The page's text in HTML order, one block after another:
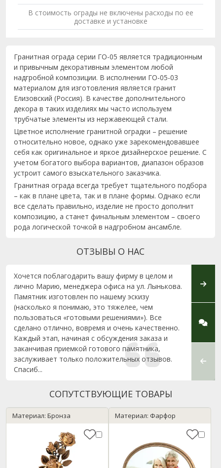
В стоимость ограды не включены расходы по ее
доставке и установке
Гранитная ограда серии ГО-05 является традиционным
и привычным декоративным элементом любой
надгробной композиции. В исполнении ГО-05-03
материалом для изготовления является гранит
Елизовский (Россия). В качестве дополнительного
декора в таких изделиях мы часто используем
трубчатые элементы из нержавеющей стали.
Цветное исполнение гранитной оградки – решение
относительно новое, однако уже зарекомендовавшее
себя как оригинальное и яркое дизайнерское решение. С
учетом богатого выбора вариантов, диапазон образов
устроит самого взыскательного заказчика.
Гранитная ограда всегда требует тщательного подбора
– как в плане цвета, так и в плане формы. Однако если
все сделать правильно, изделие не просто дополнит
композицию, а станет финальным элементом – своего
рода логической точкой в надгробном ансамбле.
ОТЗЫВЫ О НАС
Хочется поблагодарить вашу фирму в целом и
лично Марию, менеджера офиса на ул. Лынькова.
Памятник изготовлен по нашему эскизу
(насколько я понимаю, это тяжелее, чем
пользоваться «готовыми решениями»). Все
сделано отлично, вовремя и очень качественно.
Каждый этап, начиная с обсуждения заказа и
заканчивая приемкой готового памятника,
заслуживает только положительных отзывов.
Спасиб...
СОПУТСТВУЮЩИЕ ТОВАРЫ
Материал: Бронза Материал: Фарфор